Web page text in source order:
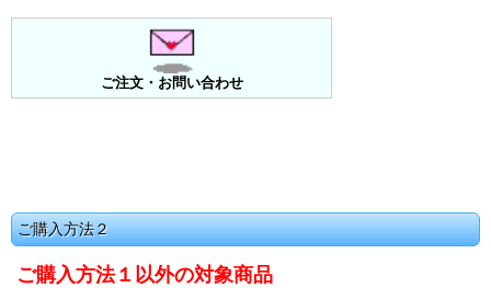
ご注文・お問い合わせ
ご購入方法２
ご購入方法１以外の対象商品